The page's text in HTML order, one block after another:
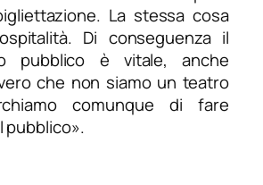
La stessa cosa
Di conseguenza il
pubblico è vitale, anche
che non siamo un teatro
comunque di fare
pubblico».